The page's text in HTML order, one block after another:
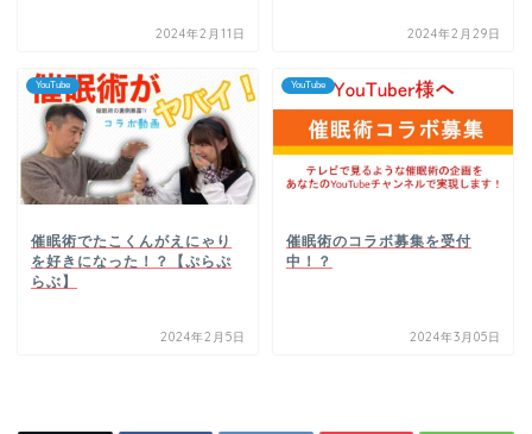
2024年2月11日 2024年2月29日
YouTube
催眠術でたこくんがえにゃり
を好きになった！？【ぷらぷ
らぶ】
2024年2月5日
YouTube
催眠術のコラボ募集を受付
中！？
2024年3月05日